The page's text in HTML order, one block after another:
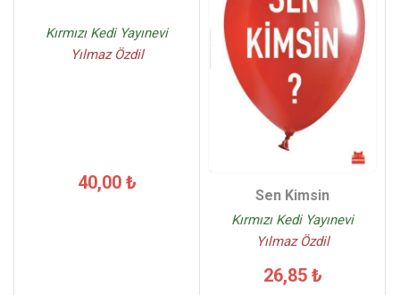
Kırmızı Kedi Yayınevi
Yılmaz Özdil
40,00 ₺
Sen Kimsin
Kırmızı Kedi Yayınevi
Yılmaz Özdil
26,85 ₺